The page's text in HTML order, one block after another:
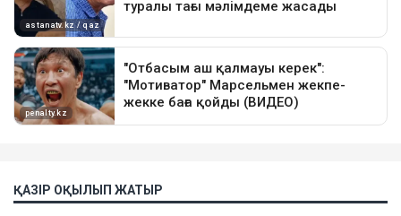
ҚАЗІР ОҚЫЛЫП ЖАТЫР